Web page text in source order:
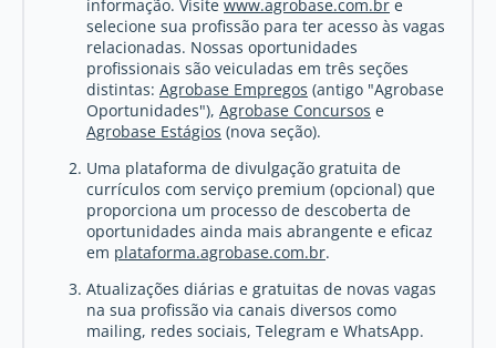
informação. Visite www.agrobase.com.br e
selecione sua profissão para ter acesso às vagas
relacionadas. Nossas oportunidades
profissionais são veiculadas em três seções
distintas: Agrobase Empregos (antigo "Agrobase
Oportunidades"), Agrobase Concursos e
Agrobase Estágios (nova seção).
Uma plataforma de divulgação gratuita de
currículos com serviço premium (opcional) que
proporciona um processo de descoberta de
oportunidades ainda mais abrangente e eficaz
em plataforma.agrobase.com.br.
Atualizações diárias e gratuitas de novas vagas
na sua profissão via canais diversos como
mailing, redes sociais, Telegram e WhatsApp.